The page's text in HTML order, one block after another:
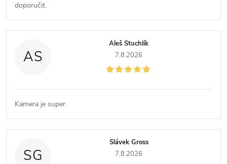
s
d
n
doporučit.
AS
Aleš Stuchlík
7.8.2026
Kamera je super
SG
Slávek Gross
7.8.2026